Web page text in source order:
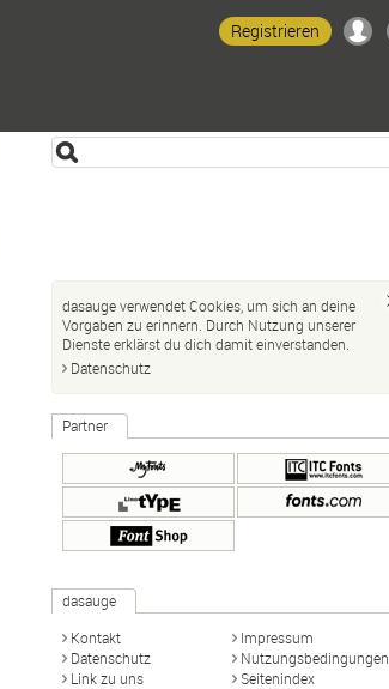
Registrieren
dasauge verwendet Cookies, um sich an deine
Vorgaben zu erinnern. Durch Nutzung unserer
Dienste erklärst du dich damit einverstanden.
Datenschutz
Partner
dasauge
Kontakt
Impressum
Datenschutz
Nutzungsbedingungen
Link zu uns
Seitenindex